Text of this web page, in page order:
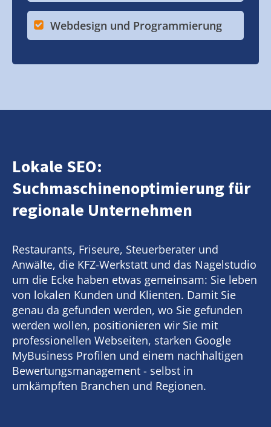
Webdesign und Programmierung
Lokale SEO:
Suchmaschinenoptimierung für
regionale Unternehmen
Restaurants, Friseure, Steuerberater und
Anwälte, die KFZ-Werkstatt und das Nagelstudio
um die Ecke haben etwas gemeinsam: Sie leben
von lokalen Kunden und Klienten. Damit Sie
genau da gefunden werden, wo Sie gefunden
werden wollen, positionieren wir Sie mit
professionellen Webseiten, starken Google
MyBusiness Profilen und einem nachhaltigen
Bewertungsmanagement - selbst in
umkämpften Branchen und Regionen.